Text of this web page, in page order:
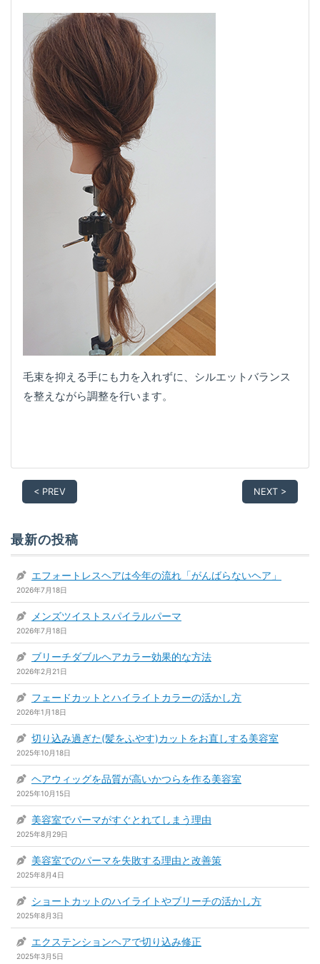
毛束を抑える手にも力を入れずに、シルエットバランス
を整えながら調整を行います。
< PREV NEXT >
最新の投稿
エフォートレスヘアは今年の流れ「がんばらないヘア」
2026年7月18日
メンズツイストスパイラルパーマ
2026年7月18日
ブリーチダブルヘアカラー効果的な方法
2026年2月21日
フェードカットとハイライトカラーの活かし方
2026年1月18日
切り込み過ぎた(髪をふやす)カットをお直しする美容室
2025年10月18日
ヘアウィッグを品質が高いかつらを作る美容室
2025年10月15日
美容室でパーマがすぐとれてしまう理由
2025年8月29日
美容室でのパーマを失敗する理由と改善策
2025年8月4日
ショートカットのハイライトやブリーチの活かし方
2025年8月3日
エクステンションヘアで切り込み修正
2025年3月5日